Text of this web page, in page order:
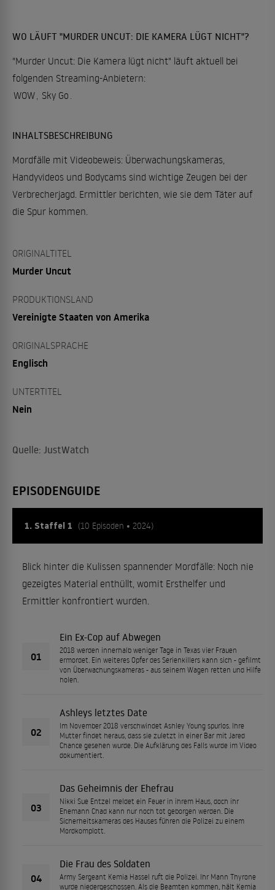
WO LÄUFT "MURDER UNCUT: DIE KAMERA LÜGT NICHT"?
"Murder Uncut: Die Kamera lügt nicht" läuft aktuell bei
folgenden Streaming-Anbietern:
WOW Sky Go
INHALTSBESCHREIBUNG
Mordfälle mit Videobeweis: Überwachungskameras,
Handyvideos und Bodycams sind wichtige Zeugen bei der
Verbrecherjagd. Ermittler berichten, wie sie dem Täter auf
die Spur kommen.
ORIGINALTITEL
Murder Uncut
PRODUKTIONSLAND
Vereinigte Staaten von Amerika
ORIGINALSPRACHE
Englisch
UNTERTITEL
Nein
Quelle: JustWatch
EPISODENGUIDE
1. Staffel 1 (10 Episoden • 2024)
Blick hinter die Kulissen spannender Mordfälle: Noch nie
gezeigtes Material enthüllt, womit Ersthelfer und
Ermittler konfrontiert wurden.
01
Ein Ex-Cop auf Abwegen
2018 werden innerhalb weniger Tage in Texas vier Frauen
ermordet. Ein weiteres Opfer des Serienkillers kann sich - gefilmt
von Überwachungskameras - aus seinem Wagen retten und Hilfe
holen.
02
Ashleys letztes Date
Im November 2018 verschwindet Ashley Young spurlos. Ihre
Mutter findet heraus, dass sie zuletzt in einer Bar mit Jared
Chance gesehen wurde. Die Aufklärung des Falls wurde im Video
dokumentiert.
03
Das Geheimnis der Ehefrau
Nikki Sue Entzel meldet ein Feuer in ihrem Haus, doch ihr
Ehemann Chad kann nur noch tot geborgen werden. Die
Sicherheitskameras des Hauses führen die Polizei zu einem
Mordkomplott.
04
Die Frau des Soldaten
Army Sergeant Kemia Hassel ruft die Polizei. Ihr Mann Thyrone
wurde niedergeschossen. Als die Beamten kommen, hält Kemia